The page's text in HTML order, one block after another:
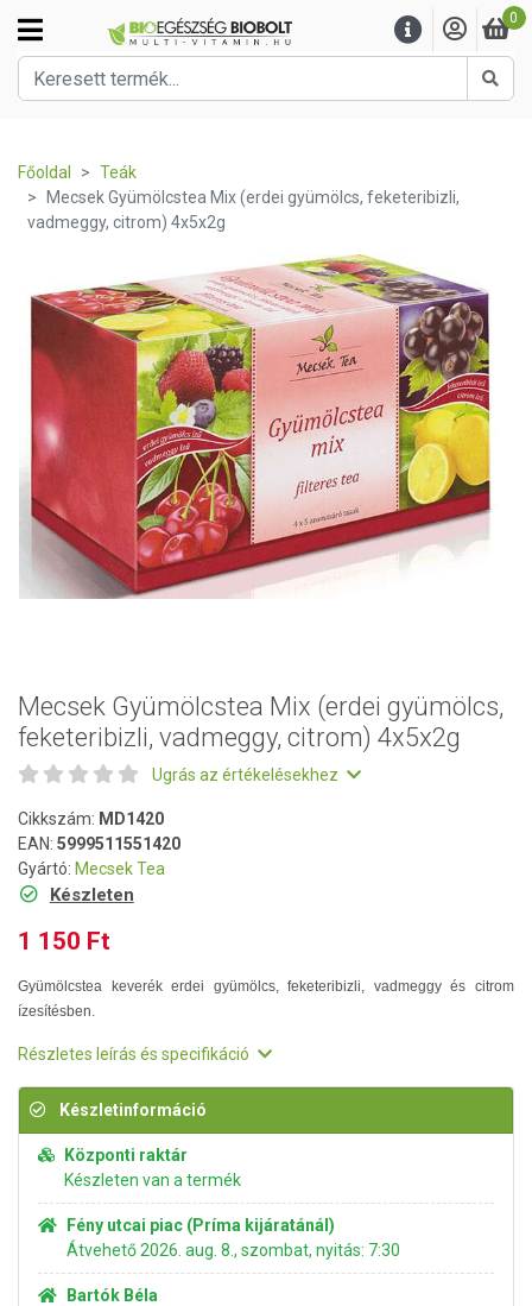
0
Főoldal
Teák
Mecsek Gyümölcstea Mix (erdei gyümölcs, feketeribizli,
vadmeggy, citrom) 4x5x2g
Mecsek Gyümölcstea Mix (erdei gyümölcs,
feketeribizli, vadmeggy, citrom) 4x5x2g
Ugrás az értékelésekhez
Cikkszám: MD1420
EAN: 5999511551420
Gyártó: Mecsek Tea
Készleten
1 150 Ft
Gyümölcstea keverék erdei gyümölcs, feketeribizli, vadmeggy és citrom
ízesítésben.
Részletes leírás és specifikáció
Készletinformáció
Központi raktár
Készleten van a termék
Fény utcai piac (Príma kijáratánál)
Átvehető 2026. aug. 8., szombat, nyitás: 7:30
Bartók Béla